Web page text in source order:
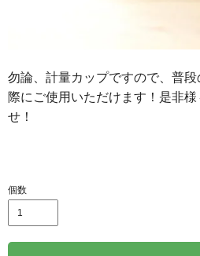
勿論、計量カップですので、普
際にご使用いただけます！是非
せ！
個数